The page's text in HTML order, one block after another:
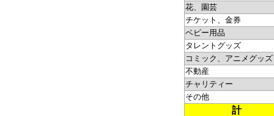
花、園芸
チケット、金券
ベビー用品
タレントグッズ
コミック、アニメグッズ
不動産
チャリティー
その他
計